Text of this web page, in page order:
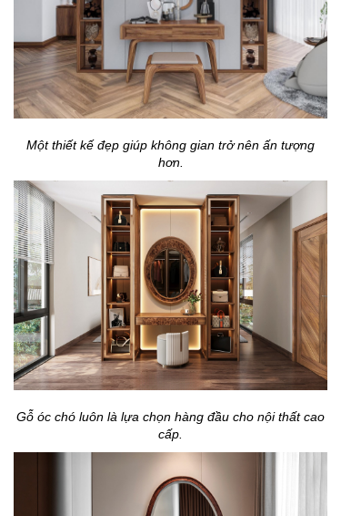
Một thiết kế đẹp giúp không gian trở nên ấn tượng
hơn.
Gỗ óc chó luôn là lựa chọn hàng đầu cho nội thất cao
cấp.